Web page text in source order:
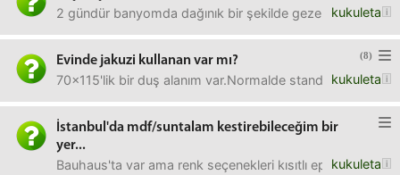
kukuleta
2 gündür banyomda dağınık bir şekilde gezen çok
(8)
Evinde jakuzi kullanan var mı?
kukuleta
70x115'lik bir duş alanım var.Normalde standart duş
İstanbul'da mdf/suntalam kestirebileceğim bir
yer...
kukuleta
Bauhaus'ta var ama renk seçenekleri kısıtlı